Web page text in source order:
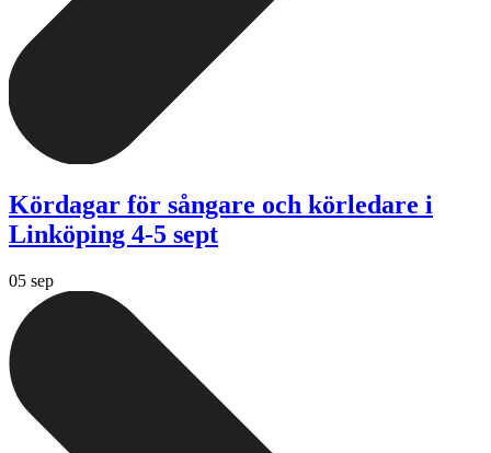
Kördagar för sångare och körledare i
Linköping 4-5 sept
05 sep